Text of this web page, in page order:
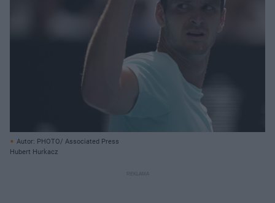
Autor: PHOTO/ Associated Press
Hubert Hurkacz